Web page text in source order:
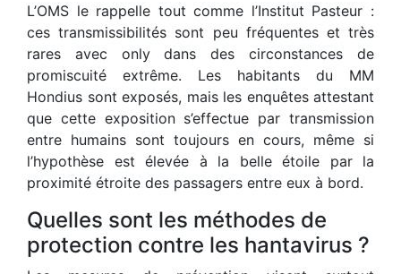
L’OMS le rappelle tout comme l’Institut Pasteur :
ces transmissibilités sont peu fréquentes et très
rares avec only dans des circonstances de
promiscuité extrême. Les habitants du MM
Hondius sont exposés, mais les enquêtes attestant
que cette exposition s’effectue par transmission
entre humains sont toujours en cours, même si
l’hypothèse est élevée à la belle étoile par la
proximité étroite des passagers entre eux à bord.
Quelles sont les méthodes de
protection contre les hantavirus ?